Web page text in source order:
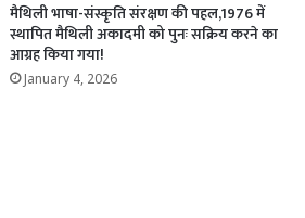
मैथिली भाषा-संस्कृति संरक्षण की पहल,1976 में
स्थापित मैथिली अकादमी को पुनः सक्रिय करने का
आग्रह किया गया!
January 4, 2026